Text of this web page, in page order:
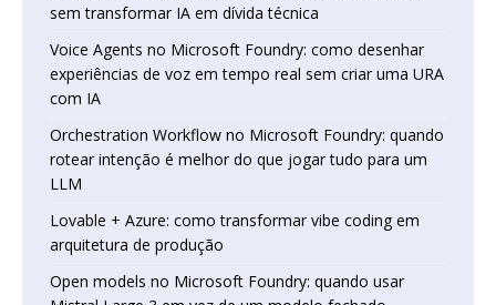
sem transformar IA em dívida técnica
Voice Agents no Microsoft Foundry: como desenhar
experiências de voz em tempo real sem criar uma URA
com IA
Orchestration Workflow no Microsoft Foundry: quando
rotear intenção é melhor do que jogar tudo para um
LLM
Lovable + Azure: como transformar vibe coding em
arquitetura de produção
Open models no Microsoft Foundry: quando usar